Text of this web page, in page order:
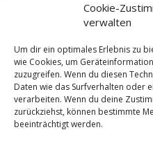
Cookie-
verwalten
Um dir ein optimales Erlebnis zu
wie Cookies, um
zuzugreifen. Wenn du diesen
Daten wie das Surfverhalten oder
verarbeiten. Wenn du deine
zurückziehst, können bestimmte
beeinträchtigt werden.
Datenschutz
Vorstand
KONTAKT: